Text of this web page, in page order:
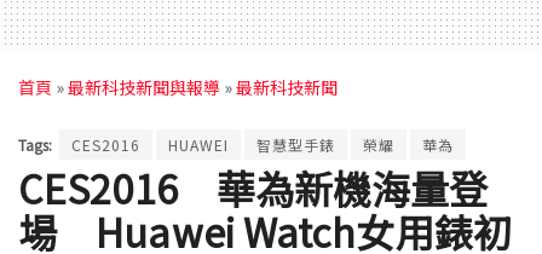
首頁 »最新科技新聞與報導 »最新科技新聞
Tags: CES2016 HUAWEI 智慧型手錶 榮耀 華為
CES2016 華為新機海量登
場 Huawei Watch女用錶初